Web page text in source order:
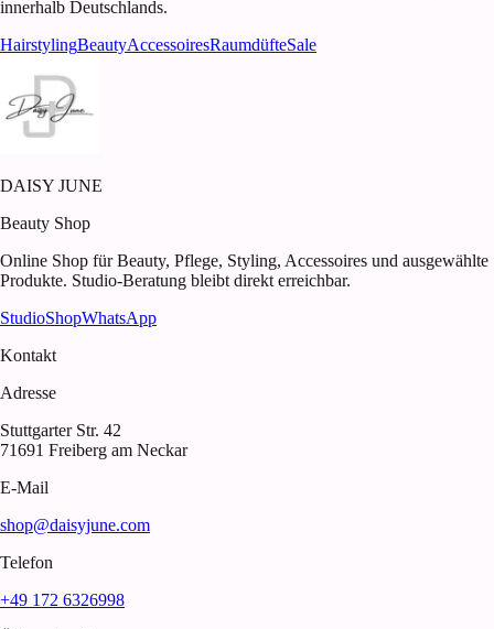
innerhalb Deutschlands.
HairstylingBeautyAccessoiresRaumdüfteSale
DAISY JUNE
Beauty Shop
Online Shop für Beauty, Pflege, Styling, Accessoires und ausgewählte
Produkte. Studio-Beratung bleibt direkt erreichbar.
StudioShopWhatsApp
Kontakt
Adresse
Stuttgarter Str. 42
71691 Freiberg am Neckar
E-Mail
shop@daisyjune.com
Telefon
+49 172 6326998